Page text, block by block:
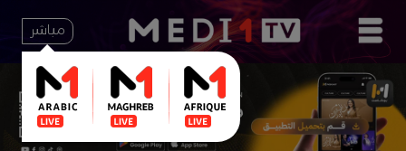
مباشر